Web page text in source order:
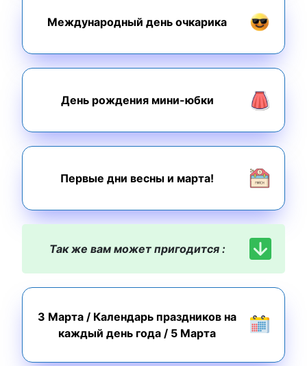
Международный день очкарика
День рождения мини-юбки
Первые дни весны и марта!
Так же вам может пригодится :
3 Марта / Календарь праздников на
каждый день года / 5 Марта